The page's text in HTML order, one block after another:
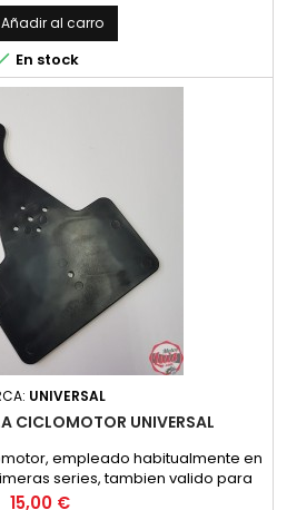
Añadir al carro
En stock
UNIVERSAL
CICLOMOTOR UNIVERSAL
empleado habitualmente en
series, tambien valido para
Derbi, Ducati... y motos de enduro
Precio
15,00 €